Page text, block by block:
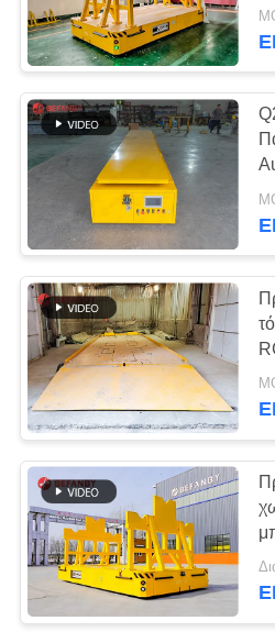
ΖΗΤΉΣΤΕ
ΈΝΑ
ΑΠΌΣΠΑΣΜΑ
SITEMAP
PRIVACY
POLICY
AGV
όχημα
Mecanum
καροτσάκι
μεταφοράς